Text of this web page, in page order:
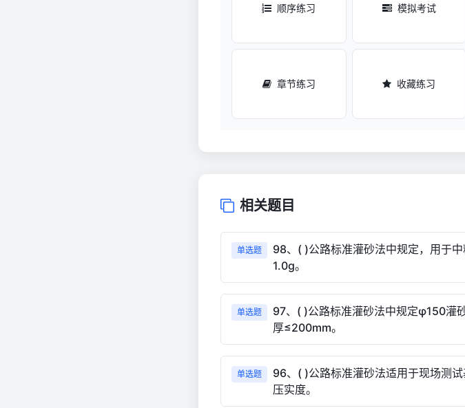
顺序练习 模拟考试
章节练习 收藏练习
相关题目
单选题
98、( )公路标准灌砂法中规定，用于
1.0g。
单选题
97、( )公路标准灌砂法中规定φ150灌
厚≤200mm。
单选题
96、( )公路标准灌砂法适用于现场测
压实度。